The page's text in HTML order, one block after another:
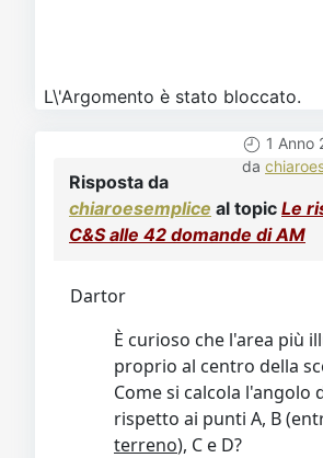
L\'Argomento è stato bloccato.
1 Anno
da
Risposta da
chiaroesemplice al topic Le
C&S alle 42 domande di AM
Dartor
È curioso che l'area più
proprio al centro della
Come si calcola l'angolo
rispetto ai punti A, B
terreno), C e D?